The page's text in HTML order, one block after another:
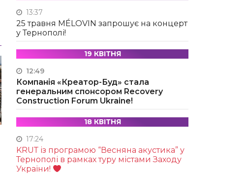
13:37
25 травня MÉLOVIN запрошує на концерт
у Тернополі!
19 КВІТНЯ
12:49
Компанія «Креатор-Буд» стала
генеральним спонсором Recovery
Construction Forum Ukraine!
18 КВІТНЯ
17:24
KRUТ із програмою “Весняна акустика” у
Тернополі в рамках туру містами Заходу
України!